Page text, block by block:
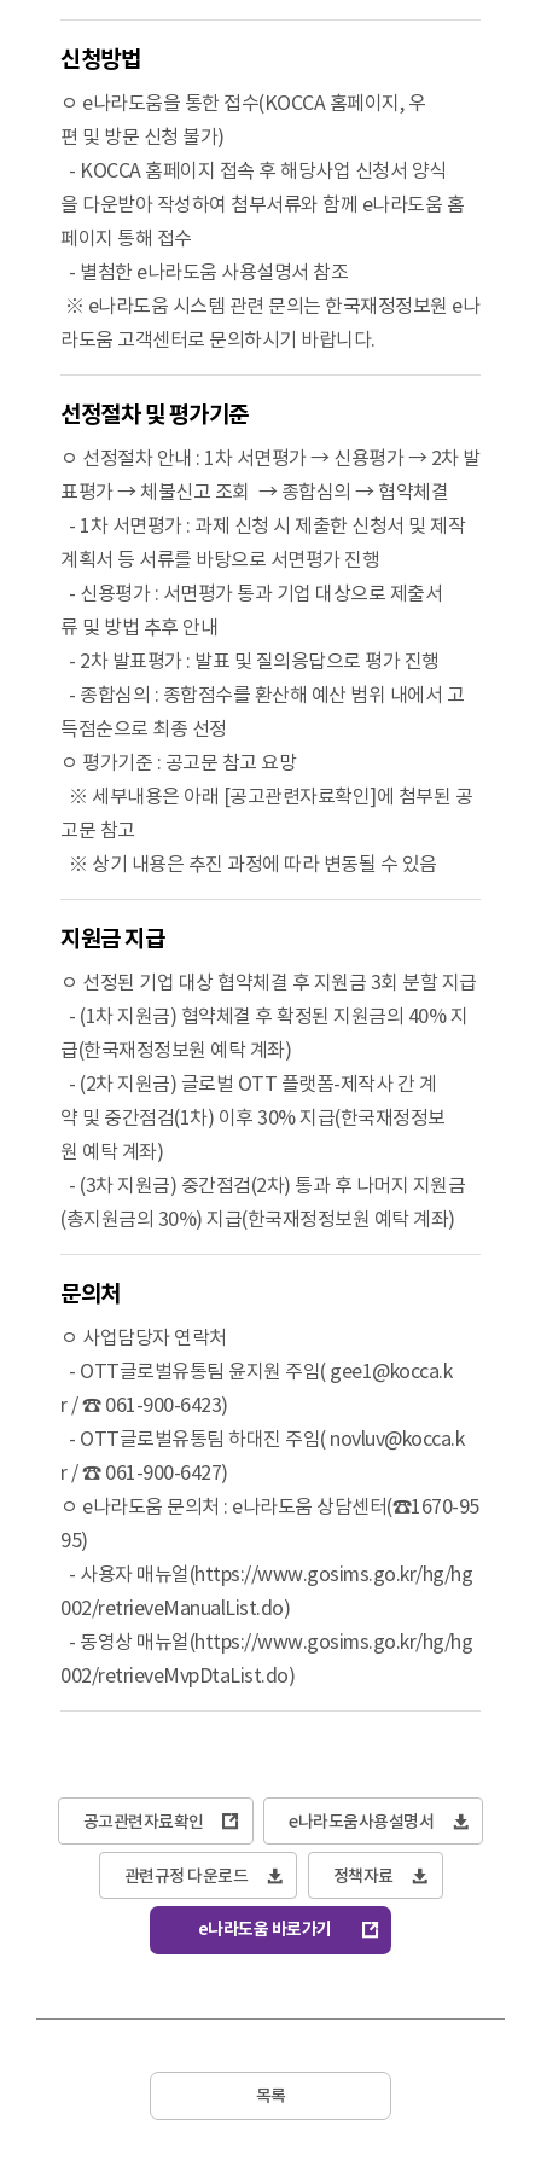
신청방법
ㅇ e나라도움을 통한 접수(KOCCA 홈페이지, 우
편 및 방문 신청 불가)
- KOCCA 홈페이지 접속 후 해당사업 신청서 양식
을 다운받아 작성하여 첨부서류와 함께 e나라도움 홈
페이지 통해 접수
- 별첨한 e나라도움 사용설명서 참조
※ e나라도움 시스템 관련 문의는 한국재정정보원 e나
라도움 고객센터로 문의하시기 바랍니다.
선정절차 및 평가기준
ㅇ 선정절차 안내 : 1차 서면평가 → 신용평가 → 2차 발
표평가 → 체불신고 조회 → 종합심의 → 협약체결
- 1차 서면평가 : 과제 신청 시 제출한 신청서 및 제작
계획서 등 서류를 바탕으로 서면평가 진행
- 신용평가 : 서면평가 통과 기업 대상으로 제출서
류 및 방법 추후 안내
- 2차 발표평가 : 발표 및 질의응답으로 평가 진행
- 종합심의 : 종합점수를 환산해 예산 범위 내에서 고
득점순으로 최종 선정
ㅇ 평가기준 : 공고문 참고 요망
※ 세부내용은 아래 [공고관련자료확인]에 첨부된 공
고문 참고
※ 상기 내용은 추진 과정에 따라 변동될 수 있음
지원금 지급
ㅇ 선정된 기업 대상 협약체결 후 지원금 3회 분할 지급
- (1차 지원금) 협약체결 후 확정된 지원금의 40% 지
급(한국재정정보원 예탁 계좌)
- (2차 지원금) 글로벌 OTT 플랫폼-제작사 간 계
약 및 중간점검(1차) 이후 30% 지급(한국재정정보
원 예탁 계좌)
- (3차 지원금) 중간점검(2차) 통과 후 나머지 지원금
(총지원금의 30%) 지급(한국재정정보원 예탁 계좌)
문의처
ㅇ 사업담당자 연락처
- OTT글로벌유통팀 윤지원 주임( gee1@kocca.k
r / ☎ 061-900-6423)
- OTT글로벌유통팀 하대진 주임( novluv@kocca.k
r / ☎ 061-900-6427)
ㅇ e나라도움 문의처 : e나라도움 상담센터(☎1670-95
95)
- 사용자 매뉴얼(https://www.gosims.go.kr/hg/hg
002/retrieveManualList.do)
- 동영상 매뉴얼(https://www.gosims.go.kr/hg/hg
002/retrieveMvpDtaList.do)
공고관련자료확인 e나라도움사용설명서
관련규정 다운로드 정책자료
e나라도움 바로가기
목록